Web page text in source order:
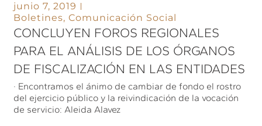
junio 7, 2019
Boletines,Comunicación Social
CONCLUYEN FOROS REGIONALES
PARA EL ANÁLISIS DE LOS ÓRGANOS
DE FISCALIZACIÓN EN LAS ENTIDADES
· Encontramos el ánimo de cambiar de fondo el rostro
del ejercicio público y la reivindicación de la vocación
de servicio: Aleida Alavez